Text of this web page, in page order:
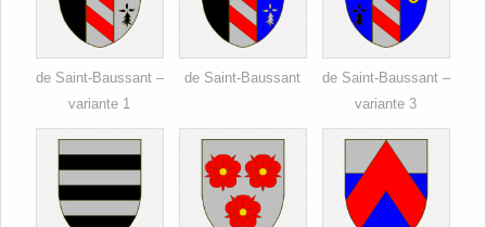
de Saint-Baussant –
variante 1
de Saint-Baussant
de Saint-Baussant –
variante 3